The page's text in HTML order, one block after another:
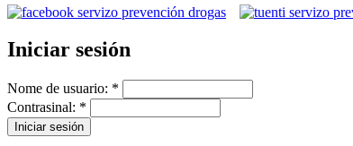
Iniciar sesión
Nome de usuario: *
Contrasinal: *